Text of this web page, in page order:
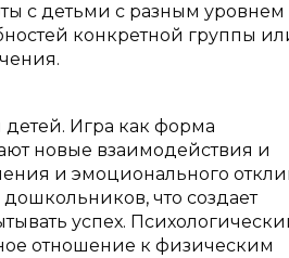
с детьми с разным уровнем
конкретной группы
Игра как форма
новые взаимодействия и
и эмоционального
что создает
успех.
отношение к физическим